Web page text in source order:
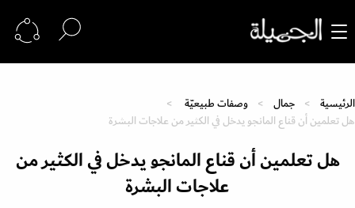
الرئيسية جمال
وصفات طبيعيّة
هل تعلمين أن قناع المانجو يدخل في الكثير من علاجات البشرة
هل تعلمين أن قناع المانجو يدخل في الكثير من
علاجات البشرة